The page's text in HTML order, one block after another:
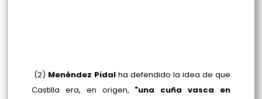
(2) Menéndez Pidal ha defendido la idea de que
Castilla era, en origen, "una cuña vasca en